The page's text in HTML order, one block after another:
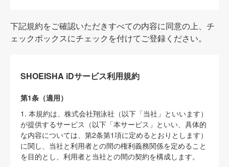
下記規約をご確認いただきすべての内容に同意の上、チ
ェックボックスにチェックを付けてご登録ください。
SHOEISHA iDサービス利用規約
第1条（適用）
1. 本規約は、株式会社翔泳社（以下「当社」といいます）
が提供するサービス（以下「本サービス」といい、具体的
な内容については、第2条第1項に定めるとおりとします）
に関し、当社と利用者との間の権利義務関係を定めること
を目的とし、利用者と当社との間の契約を構成します。